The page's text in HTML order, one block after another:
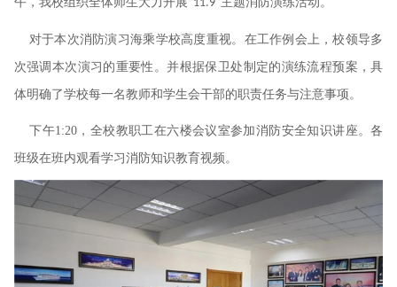
11.9
对于本次消防演习海乘学校高度重视。在工作例会上，校领导多
次强调本次演习的重要性。并根据保卫处制定的演练流程预案，具
体明确了学校每一名教师和学生会干部的职责任务与注意事项。
下午1:20 ，全校教职工在六楼会议室参加消防安全知识讲座。各
班级在班内观看学习消防知识教育视频。